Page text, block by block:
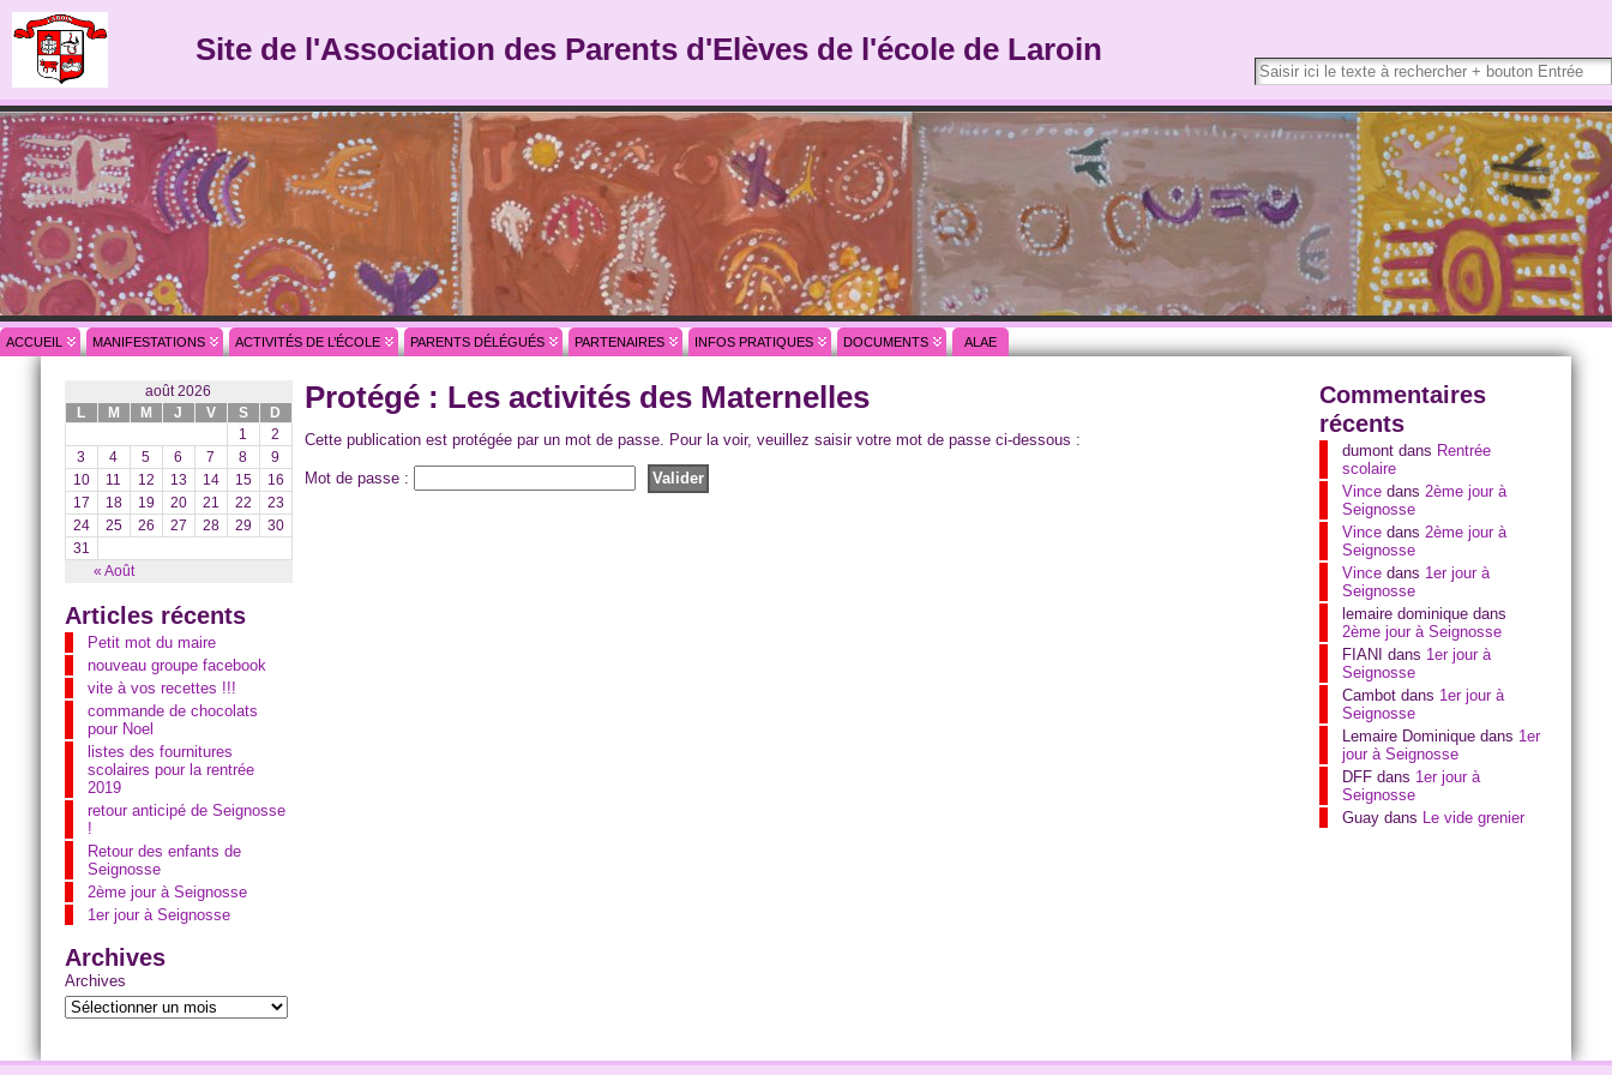
Site de l'Association des Parents d'Elèves de l'école de Laroin
ACCUEIL MANIFESTATIONS ACTIVITÉS DE L’ÉCOLE PARENTS DÉLÉGUÉS PARTENAIRES INFOS PRATIQUES DOCUMENTS ALAE
août 2026
L
M M J V S D
« Août
1
2
3
4 5 6 7 8
9
10
11 12 13 14 15
16
17
18 19 20 21 22
23
24
25 26 27 28 29
30
31
Articles récents
Petit mot du maire
nouveau groupe facebook
vite à vos recettes !!!
commande de chocolats
pour Noel
listes des fournitures
scolaires pour la rentrée
2019
retour anticipé de Seignosse
!
Retour des enfants de
Seignosse
2ème jour à Seignosse
1er jour à Seignosse
Archives
Archives
Protégé : Les activités des Maternelles
Cette publication est protégée par un mot de passe. Pour la voir, veuillez saisir votre mot de passe ci-dessous :
Mot de passe :
Commentaires
récents
dumontdans Rentrée
scolaire
Vincedans 2ème jour à
Seignosse
Vincedans 2ème jour à
Seignosse
Vincedans 1er jour à
Seignosse
lemaire dominiquedans
2ème jour à Seignosse
FIANI dans 1er jour à
Seignosse
Cambotdans 1er jour à
Seignosse
Lemaire Dominiquedans 1er
jour à Seignosse
DFFdans 1er jour à
Seignosse
Guaydans Le vide grenier